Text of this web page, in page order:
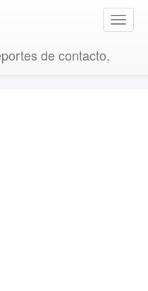
T
o
de contacto,